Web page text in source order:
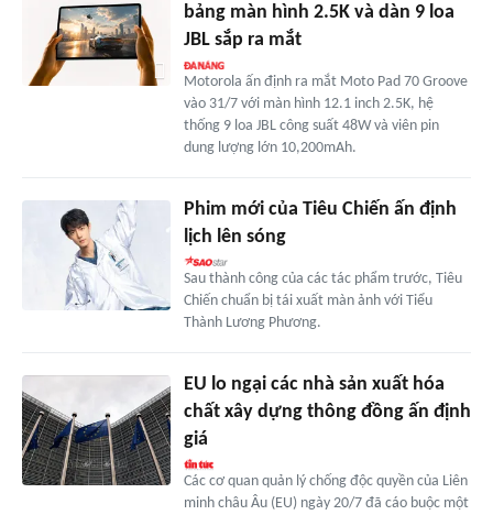
bảng màn hình 2.5K và dàn 9 loa
JBL sắp ra mắt
Motorola ấn định ra mắt Moto Pad 70 Groove
vào 31/7 với màn hình 12.1 inch 2.5K, hệ
thống 9 loa JBL công suất 48W và viên pin
dung lượng lớn 10,200mAh.
Phim mới của Tiêu Chiến ấn định
lịch lên sóng
Sau thành công của các tác phẩm trước, Tiêu
Chiến chuẩn bị tái xuất màn ảnh với Tiểu
Thành Lương Phương.
EU lo ngại các nhà sản xuất hóa
chất xây dựng thông đồng ấn định
giá
Các cơ quan quản lý chống độc quyền của Liên
minh châu Âu (EU) ngày 20/7 đã cáo buộc một